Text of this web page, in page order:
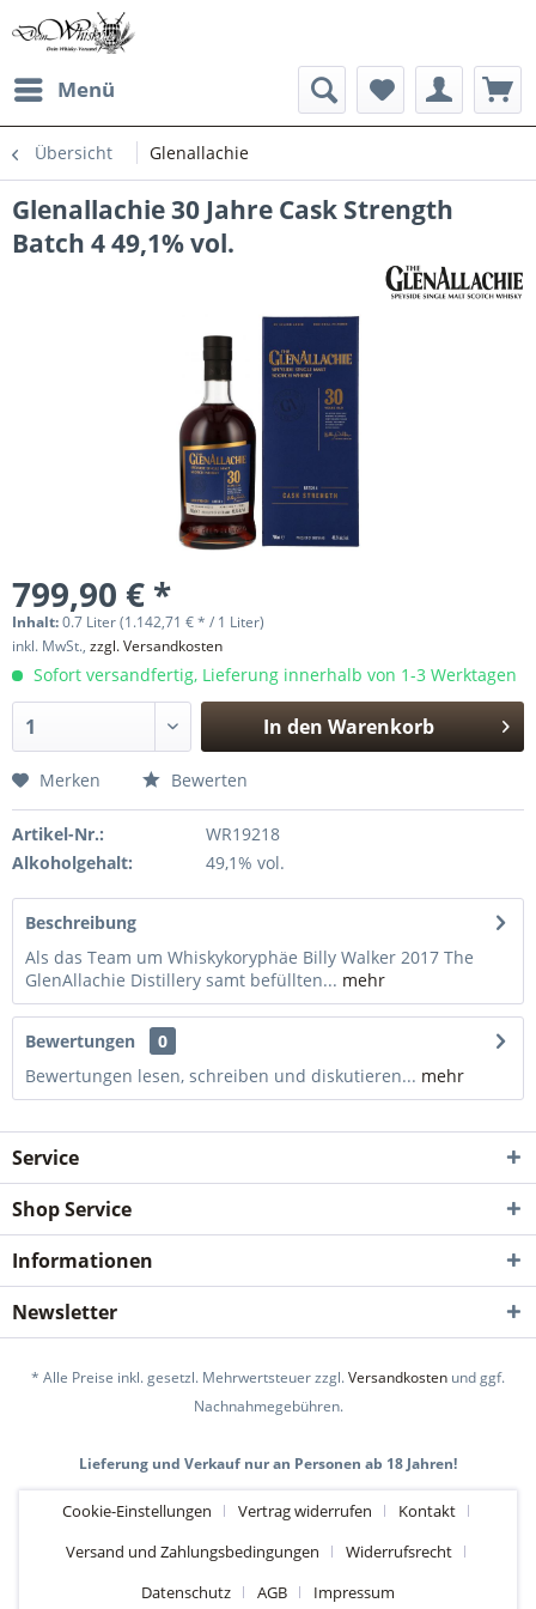
Menü
Übersicht Glenallachie
Glenallachie 30 Jahre Cask Strength
Batch 4 49,1% vol.
799,90 € *
Inhalt:0.7 Liter (1.142,71 € * / 1 Liter)
inkl. MwSt., zzgl. Versandkosten
Sofort versandfertig, Lieferung innerhalb von 1-3 Werktagen
In den Warenkorb
Merken Bewerten
Artikel-Nr.:
WR19218
Alkoholgehalt:
49,1% vol.
Beschreibung
Als das Team um Whiskykoryphäe Billy Walker 2017 The
GlenAllachie Distillery samt befüllten... mehr
Bewertungen
0
Bewertungen lesen, schreiben und diskutieren... mehr
Service
Shop Service
Informationen
Newsletter
* Alle Preise inkl. gesetzl. Mehrwertsteuer zzgl.Versandkosten und ggf.
Nachnahmegebühren.
Lieferung und Verkauf nur an Personen ab 18 Jahren!
Cookie-Einstellungen Vertrag widerrufen
Kontakt
Versand und Zahlungsbedingungen
Widerrufsrecht
Datenschutz
AGB Impressum